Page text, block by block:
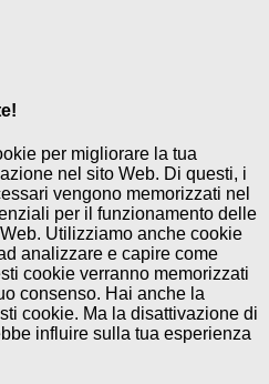
per migliorare la tua
nel sito Web. Di questi, i
vengono memorizzati nel
per il funzionamento delle
Utilizziamo anche cookie
analizzare e capire come
cookie verranno memorizzati
consenso. Hai anche la
cookie. Ma la disattivazione di
influire sulla tua esperienza